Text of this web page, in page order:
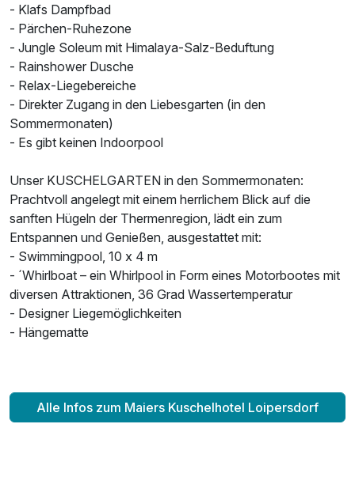
- Klafs Dampfbad
- Pärchen-Ruhezone
- Jungle Soleum mit Himalaya-Salz-Beduftung
- Rainshower Dusche
- Relax-Liegebereiche
- Direkter Zugang in den Liebesgarten (in den
Sommermonaten)
- Es gibt keinen Indoorpool
Unser KUSCHELGARTEN in den Sommermonaten:
Prachtvoll angelegt mit einem herrlichem Blick auf die
sanften Hügeln der Thermenregion, lädt ein zum
Entspannen und Genießen, ausgestattet mit:
- Swimmingpool, 10 x 4 m
- ´Whirlboat – ein Whirlpool in Form eines Motorbootes mit
diversen Attraktionen, 36 Grad Wassertemperatur
- Designer Liegemöglichkeiten
- Hängematte
Alle Infos zum Maiers Kuschelhotel Loipersdorf